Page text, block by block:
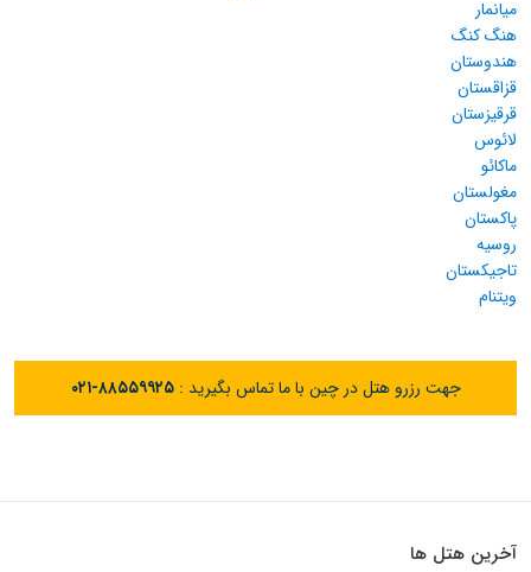
میانمار
هنگ کنگ
هندوستان
قزاقستان
قرقیزستان
لائوس
ماکائو
مغولستان
پاکستان
روسیه
تاجیکستان
ویتنام
جهت رزرو هتل در چین با ما تماس بگیرید :۰۲۱-۸۸۵۵۹۹۲۵
آخرین هتل ها